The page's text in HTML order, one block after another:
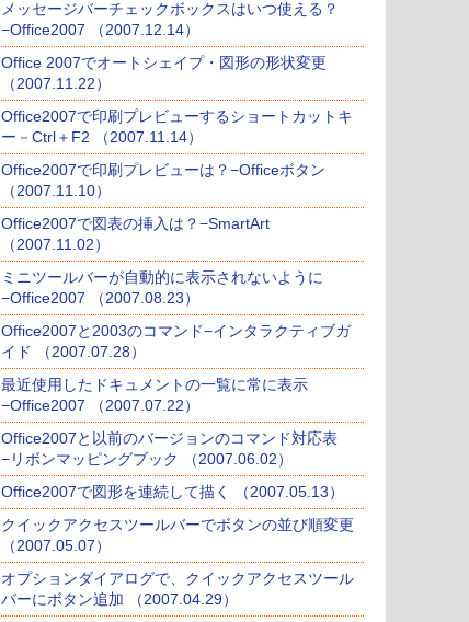
メッセージバーチェックボックスはいつ使える？
−Office2007 （2007.12.14）
Office 2007でオートシェイプ・図形の形状変更
（2007.11.22）
Office2007で印刷プレビューするショートカットキ
ー－Ctrl＋F2 （2007.11.14）
Office2007で印刷プレビューは？−Officeボタン
（2007.11.10）
Office2007で図表の挿入は？−SmartArt
（2007.11.02）
ミニツールバーが自動的に表示されないように
−Office2007 （2007.08.23）
Office2007と2003のコマンド−インタラクティブガ
イド （2007.07.28）
最近使用したドキュメントの一覧に常に表示
−Office2007 （2007.07.22）
Office2007と以前のバージョンのコマンド対応表
−リボンマッピングブック （2007.06.02）
Office2007で図形を連続して描く （2007.05.13）
クイックアクセスツールバーでボタンの並び順変更
（2007.05.07）
オプションダイアログで、クイックアクセスツール
バーにボタン追加 （2007.04.29）